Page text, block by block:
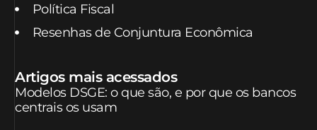
Política Fiscal
Resenhas de Conjuntura Econômica
Artigos mais acessados
Modelos DSGE: o que são, e por que os bancos
centrais os usam